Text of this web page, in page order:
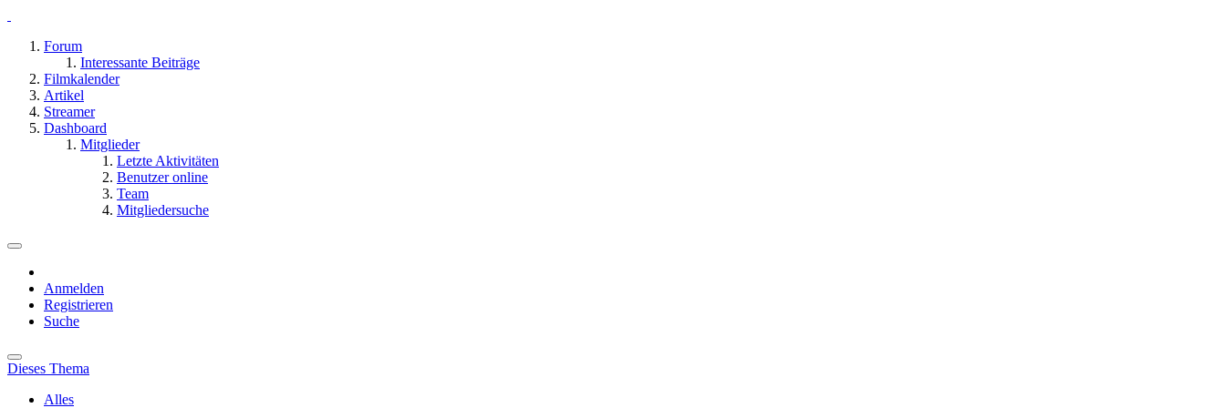
Forum
Interessante Beiträge
Filmkalender
Artikel
Streamer
Dashboard
Mitglieder
Letzte Aktivitäten
Benutzer online
Team
Mitgliedersuche
Anmelden
Registrieren
Suche
Dieses Thema
Alles